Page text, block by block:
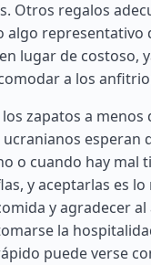
Otros regalos
algo representativo
lugar de costoso,
a los
zapatos a
esperan
o cuando hay mal
y aceptarlas es lo
y agradecer
la
puede verse